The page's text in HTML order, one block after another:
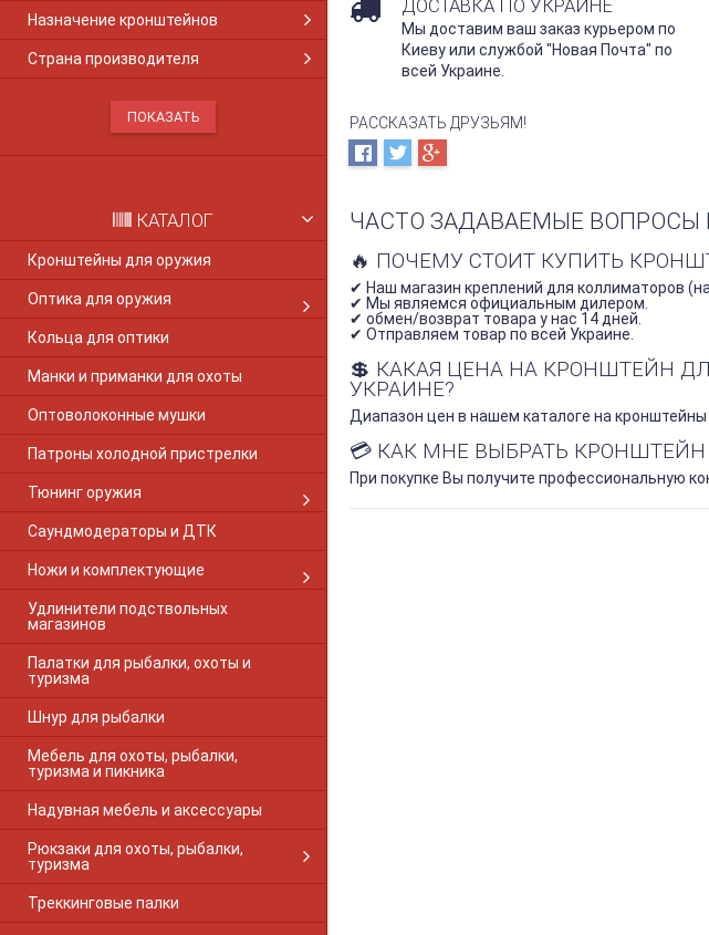
BENELLI COMFORT
Benelli M1
BENELLI M2 COMFORT
Benelli M3
Benelli Super Nova
BENELLI PASION
BENELLI RAFAELLO
BENELLI RAFAELLO CRIO
BENELLI SUPER SPORT
BERETTA 1301
Beretta Colt 1911
BERETTA A300
BERETTA A391
Beretta AL 391 Урика
BERETTA ES-100
Bernardelli Mega
Blaser R8
Brno SUPER
Brno 800
Breda Xanthos
Browning Bar 1-PC Gloss
Browning BLR
Назначение кронштейнов
Страна производителя
КАТАЛОГ
Кронштейны для оружия
Оптика для оружия
Кольца для оптики
Манки и приманки для охоты
Оптоволоконные мушки
Патроны холодной пристрелки
Тюнинг оружия
Саундмодераторы и ДТК
Ножи и комплектующие
Удлинители подствольных
магазинов
Палатки для рыбалки, охоты и
туризма
Шнур для рыбалки
Мебель для охоты, рыбалки,
туризма и пикника
Надувная мебель и аксессуары
Рюкзаки для охоты, рыбалки,
туризма
Треккинговые палки
ДОСТАВКА ПО УКРАИНЕ
Мы доставим ваш заказ курьером по
Киеву или службой "Новая Почта" по
всей Украине.
РАССКАЗАТЬ ДРУЗЬЯМ!
ЧАСТО ЗАДАВАЕМЫЕ ВОПРОСЫ
🔥 ПОЧЕМУ СТОИТ КУПИТЬ
✔ Наш магазин креплений для коллиматоров
✔ Мы являемся официальным дилером.
✔ обмен/возврат товара у нас 14 дней.
✔ Отправляем товар по всей Украине.
💲 КАКАЯ ЦЕНА НА КРОНШТЕЙН
УКРАИНЕ?
Диапазон цен в нашем каталоге на кронштейны
💳 КАК МНЕ ВЫБРАТЬ
При покупке Вы получите профессиональную